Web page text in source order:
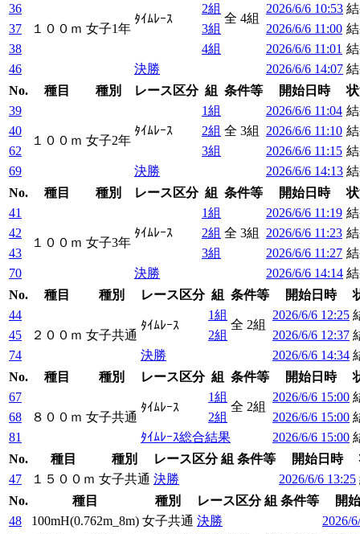
１００ｍ 女子1年
ﾀｲﾑﾚｰｽ 全 4組
36
2組 2026/6/6 10:53
37
3組 2026/6/6 11:00
38
4組 2026/6/6 11:01
46
決勝 2026/6/6 14:07
No.
種目 種別 レース区分 組 条件等 開始日時
39
１００ｍ 女子2年
ﾀｲﾑﾚｰｽ
1組
全 3組
2026/6/6 11:04
40
2組 2026/6/6 11:10
62
3組 2026/6/6 11:15
69
決勝 2026/6/6 14:13
No.
種目 種別 レース区分 組 条件等 開始日時
41
１００ｍ 女子3年
ﾀｲﾑﾚｰｽ
1組
全 3組
2026/6/6 11:19
42
2組 2026/6/6 11:23
43
3組 2026/6/6 11:27
70
決勝 2026/6/6 14:14
No.
種目 種別 レース区分 組 条件等 開始日時
44
２００ｍ 女子共通
ﾀｲﾑﾚｰｽ
1組
全 2組
2026/6/6 12:25
45
2組 2026/6/6 12:37
74
決勝 2026/6/6 14:34
No.
種目 種別 レース区分 組 条件等 開始日時
67
８００ｍ 女子共通
ﾀｲﾑﾚｰｽ
1組
全 2組
2026/6/6 15:00
68
2組 2026/6/6 15:00
81
ﾀｲﾑﾚｰｽ総合結果 2026/6/6 15:00
No.
種目 種別 レース区分 組 条件等 開始日時
47
１５００ｍ 女子共通 決勝 2026/6/6 13:25
No.
種目 種別 レース区分 組 条件等
開
48
100mH(0.762m_8m) 女子共通 決勝
2026/